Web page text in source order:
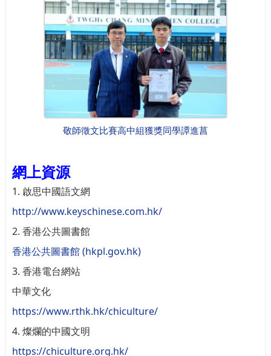
敬師徵文比賽高中組獲獎同學譚進菖
網上資源
1. 啟思中國語文網
http://www.keyschinese.com.hk/
2. 香港公共圖書館
香港公共圖書館 (hkpl.gov.hk)
3. 香港電台網站
中華文化
https://www.rthk.hk/chiculture/
4. 燦爛的中國文明
https://chiculture.org.hk/